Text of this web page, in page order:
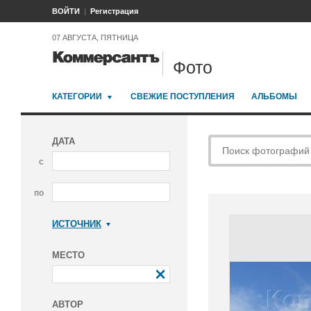
ВОЙТИ Регистрация
07 АВГУСТА, ПЯТНИЦА
Фото
КАТЕГОРИИ СВЕЖИЕ ПОСТУПЛЕНИЯ АЛЬБОМЫ
ДАТА
с
по
ИСТОЧНИК
МЕСТО
АВТОР